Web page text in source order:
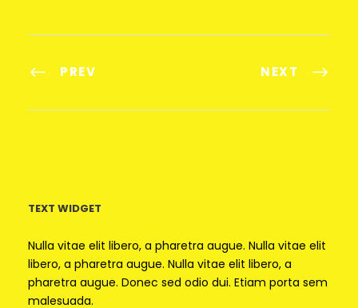
PREV NEXT
TEXT WIDGET
Nulla vitae elit libero, a pharetra augue. Nulla vitae elit
libero, a pharetra augue. Nulla vitae elit libero, a
pharetra augue. Donec sed odio dui. Etiam porta sem
malesuada.